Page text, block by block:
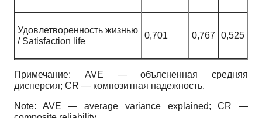
Удовлетворенность жизнью
/ Satisfaction life
0,701 0,767 0,525
Примечание: AVE — объясненная средняя
дисперсия; CR — композитная надежность.
Note: AVE — average variance explained; CR —